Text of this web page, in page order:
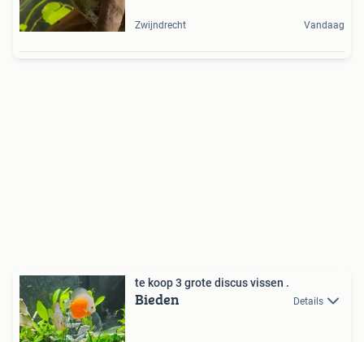
Zwijndrecht Vandaag
te koop 3 grote discus vissen .
Bieden Details